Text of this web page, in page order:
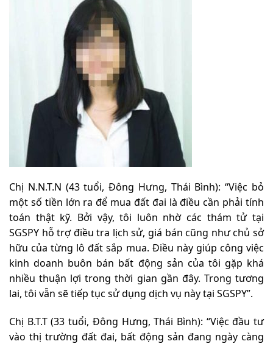
Chị N.N.T.N (43 tuổi, Đông Hưng, Thái Bình): “Việc bỏ
một số tiền lớn ra để mua đất đai là điều cần phải tính
toán thật kỹ. Bởi vậy, tôi luôn nhờ các thám tử tại
SGSPY hỗ trợ điều tra lịch sử, giá bán cũng như chủ sở
hữu của từng lô đất sắp mua. Điều này giúp công việc
kinh doanh buôn bán bất động sản của tôi gặp khá
nhiều thuận lợi trong thời gian gần đây. Trong tương
lai, tôi vẫn sẽ tiếp tục sử dụng dịch vụ này tại SGSPY”.
Chị B.T.T (33 tuổi, Đông Hưng, Thái Bình): “Việc đầu tư
vào thị trường đất đai, bất động sản đang ngày càng